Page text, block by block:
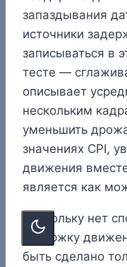
запаздывания
источники
записываться в
тесте —
описывает
нескольким
уменьшить
значениях CPI,
движения
является как
Поскольку нет
задержку
быть сделано